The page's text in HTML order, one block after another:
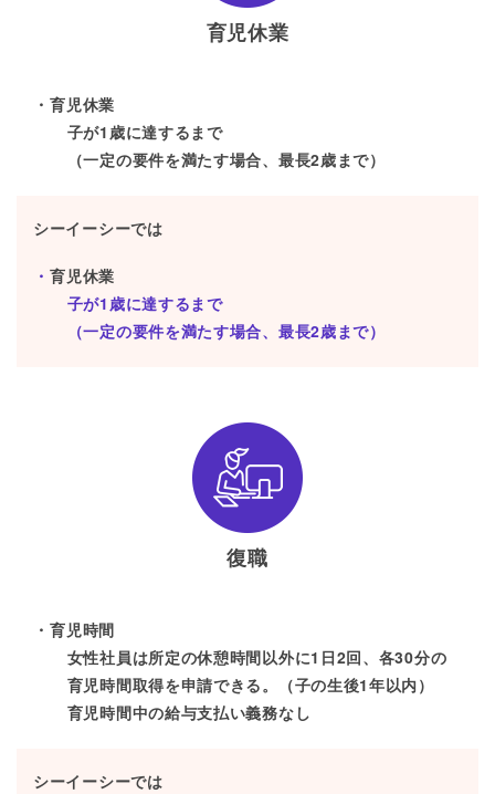
育児休業
育児休業
子が1歳に達するまで
（一定の要件を満たす場合、最長2歳まで）
シーイーシーでは
育児休業
子が1歳に達するまで
（一定の要件を満たす場合、最長2歳まで）
復職
育児時間
女性社員は所定の休憩時間以外に1日2回、各30分の
育児時間取得を申請できる。（子の生後1年以内）
育児時間中の給与支払い義務なし
シーイーシーでは